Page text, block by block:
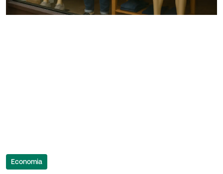
Economia